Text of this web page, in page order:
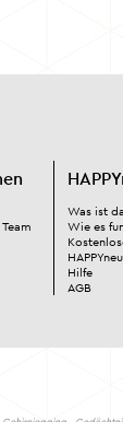
Was ist
Wie es
Hilfe
AGB